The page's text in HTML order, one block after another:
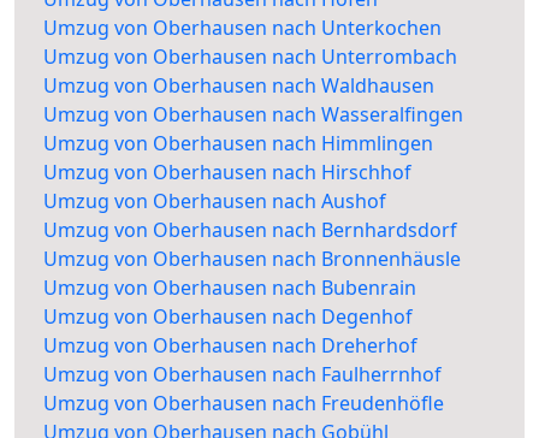
Umzug von Oberhausen nach Unterkochen
Umzug von Oberhausen nach Unterrombach
Umzug von Oberhausen nach Waldhausen
Umzug von Oberhausen nach Wasseralfingen
Umzug von Oberhausen nach Himmlingen
Umzug von Oberhausen nach Hirschhof
Umzug von Oberhausen nach Aushof
Umzug von Oberhausen nach Bernhardsdorf
Umzug von Oberhausen nach Bronnenhäusle
Umzug von Oberhausen nach Bubenrain
Umzug von Oberhausen nach Degenhof
Umzug von Oberhausen nach Dreherhof
Umzug von Oberhausen nach Faulherrnhof
Umzug von Oberhausen nach Freudenhöfle
Umzug von Oberhausen nach Gobühl